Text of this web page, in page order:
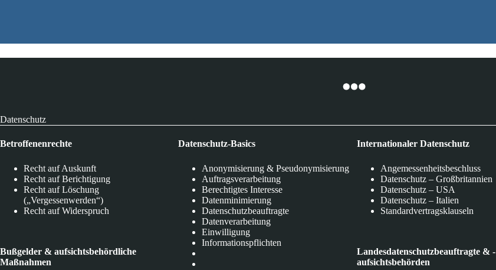
Datenschutz
Betroffenenrechte
Recht auf Auskunft
Recht auf Berichtigung
Recht auf Löschung
(„Vergessenwerden“)
Recht auf Widerspruch
Bußgelder & aufsichtsbehördliche
Maßnahmen
Datenschutz-Basics
Anonymisierung & Pseudonymisierung
Auftragsverarbeitung
Berechtigtes Interesse
Datenminimierung
Datenschutzbeauftragte
Datenverarbeitung
Einwilligung
Informationspflichten
Internationaler Datenschutz
Angemessenheitsbeschluss
Datenschutz – Großbritannien
Datenschutz – USA
Datenschutz – Italien
Standardvertragsklauseln
Landesdatenschutzbeauftragte & -
aufsichtsbehörden